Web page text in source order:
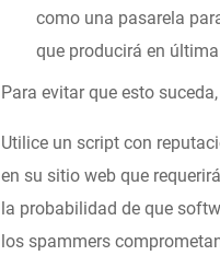
como una pasarela
que producirá en
Para evitar que esto
Utilice un script con
en su sitio web que
la probabilidad de que
los spammers